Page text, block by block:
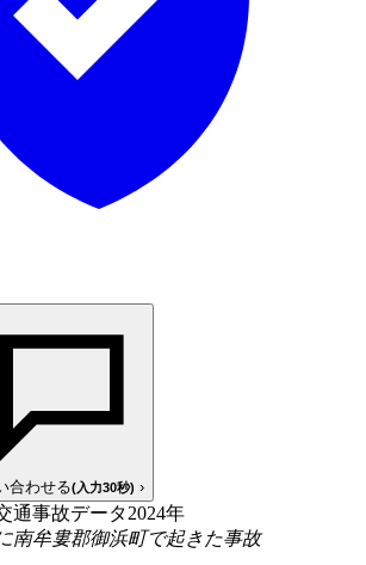
合わせる(入力30秒) ›
通事故データ2024年
南牟婁郡御浜町で起きた事故